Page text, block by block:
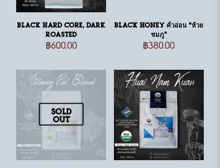
Black Hard Core, dark
roasted
฿600.00
Black Honey คั่วอ่อน “ห้วย
ชมภู”
฿380.00
Sold
out